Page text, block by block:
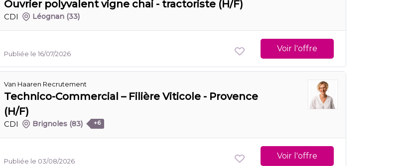
Ouvrier polyvalent vigne chai - tractoriste (H/F)
CDI Léognan (33)
Publiée le 16/07/2026
Voir l'offre
Van Haaren Recrutement
Technico-Commercial – Filière Viticole - Provence
(H/F)
CDI Brignoles (83) +6
Publiée le 03/08/2026
Voir l'offre